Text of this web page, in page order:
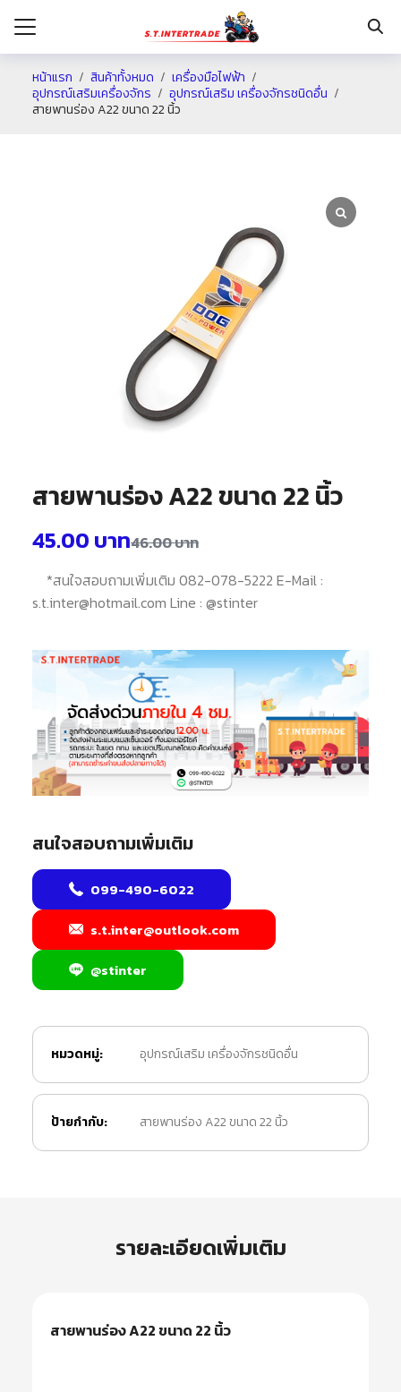
หน้าแรก สินค้าทั้งหมด
เครื่องมือไฟฟ้า
อุปกรณ์เสริมเครื่องจักร
อุปกรณ์เสริม เครื่องจักรชนิดอื่น
สายพานร่อง A22 ขนาด 22 นิ้ว
สายพานร่อง A22 ขนาด 22 นิ้ว
46.00บาท
45.00 บาท
*สนใจสอบถามเพิ่มเติม 082-078-5222 E-Mail :
s.t.inter@hotmail.com Line : @stinter
สนใจสอบถามเพิ่มเติม
099-490-6022
s.t.inter@outlook.com
@stinter
หมวดหมู่: อุปกรณ์เสริม เครื่องจักรชนิดอื่น
ป้ายกำกับ: สายพานร่อง A22 ขนาด 22 นิ้ว
รายละเอียดเพิ่มเติม
สายพานร่อง A22 ขนาด 22 นิ้ว